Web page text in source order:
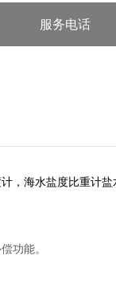
服务电话
，海水盐度比重计
功能。